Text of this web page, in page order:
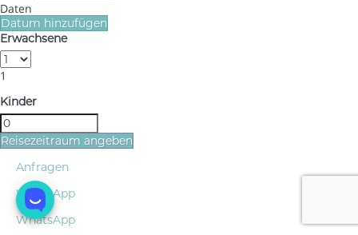
Daten
Datum hinzufügen
Erwachsene
1
Kinder
Reisezeitraum angeben
Anfragen
WhatsApp
WhatsApp